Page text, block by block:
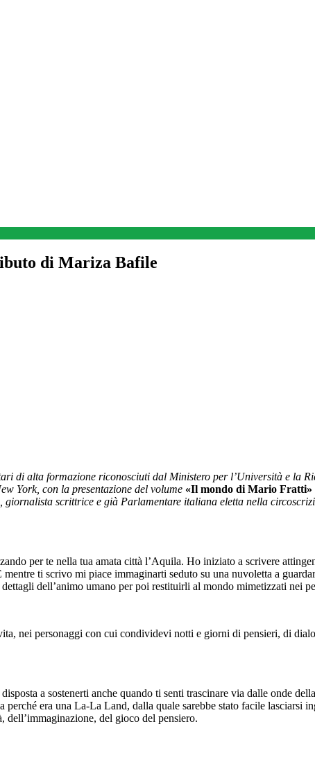
di Mariza Bafile
di alta formazione riconosciuti dal Ministero per l’Università e la
York, con la presentazione del volume «Il mondo di Mario Fratti»
, giornalista scrittrice e già Parlamentare italiana eletta nella
per te nella tua amata città l’Aquila. Ho iniziato a scrivere
ti scrivo mi piace immaginarti seduto su una nuvoletta a
dell’animo umano per poi restituirli al mondo mimetizzati nei
nei personaggi con cui condividevi notti e giorni di pensieri, di
a sostenerti anche quando ti senti trascinare via dalle onde
era una La-La Land, dalla quale sarebbe stato facile lasciarsi
del gioco del pensiero.